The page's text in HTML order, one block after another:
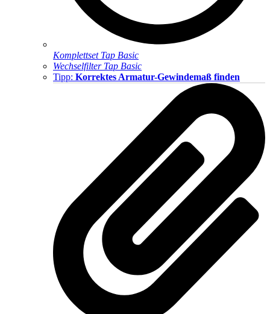
Komplettset Tap Basic
Wechselfilter Tap Basic
Tipp: Korrektes Armatur-Gewindemaß finden